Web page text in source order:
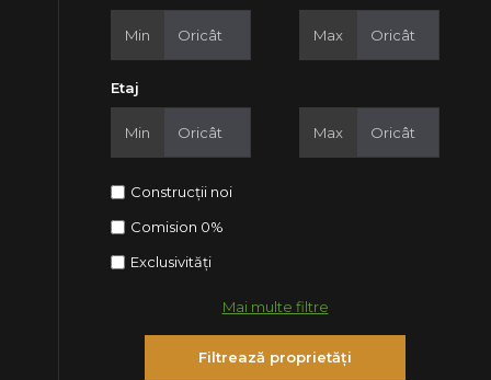
Min Max
Etaj
Min Max
Construcții noi
Comision 0%
Exclusivități
Mai multe filtre